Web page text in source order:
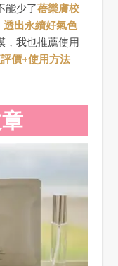
能少了蓓樂膚校
出永續好氣色
，我也推薦使用
價+使用方法